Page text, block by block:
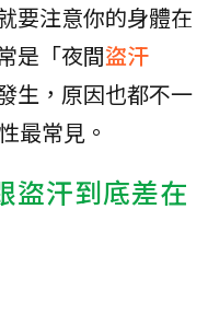
要注意你的身體在
是「夜間盜汗
生，原因也都不一
最常見。
盜汗到底差在